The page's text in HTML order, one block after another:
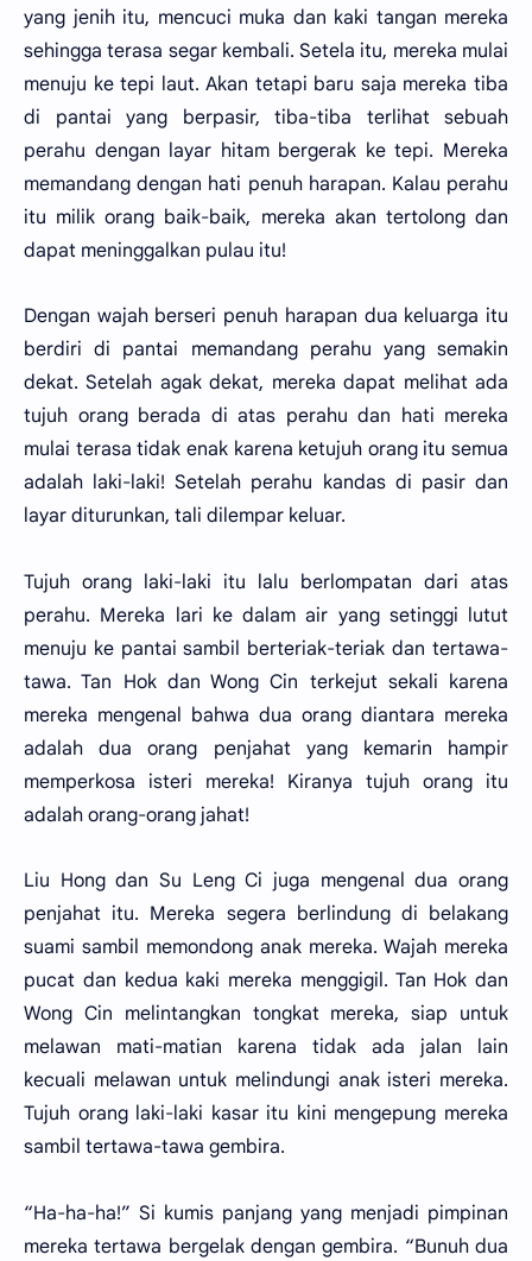
yang jenih itu, mencuci muka dan kaki tangan mereka
sehingga terasa segar kembali. Setela itu, mereka mulai
menuju ke tepi laut. Akan tetapi baru saja mereka tiba
di pantai yang berpasir, tiba-tiba terlihat sebuah
perahu dengan layar hitam bergerak ke tepi. Mereka
memandang dengan hati penuh harapan. Kalau perahu
itu milik orang baik-baik, mereka akan tertolong dan
dapat meninggalkan pulau itu!
Dengan wajah berseri penuh harapan dua keluarga itu
berdiri di pantai memandang perahu yang semakin
dekat. Setelah agak dekat, mereka dapat melihat ada
tujuh orang berada di atas perahu dan hati mereka
mulai terasa tidak enak karena ketujuh orang itu semua
adalah laki-laki! Setelah perahu kandas di pasir dan
layar diturunkan, tali dilempar keluar.
Tujuh orang laki-laki itu lalu berlompatan dari atas
perahu. Mereka lari ke dalam air yang setinggi lutut
menuju ke pantai sambil berteriak-teriak dan tertawa-
tawa. Tan Hok dan Wong Cin terkejut sekali karena
mereka mengenal bahwa dua orang diantara mereka
adalah dua orang penjahat yang kemarin hampir
memperkosa isteri mereka! Kiranya tujuh orang itu
adalah orang-orang jahat!
Liu Hong dan Su Leng Ci juga mengenal dua orang
penjahat itu. Mereka segera berlindung di belakang
suami sambil memondong anak mereka. Wajah mereka
pucat dan kedua kaki mereka menggigil. Tan Hok dan
Wong Cin melintangkan tongkat mereka, siap untuk
melawan mati-matian karena tidak ada jalan lain
kecuali melawan untuk melindungi anak isteri mereka.
Tujuh orang laki-laki kasar itu kini mengepung mereka
sambil tertawa-tawa gembira.
“Ha-ha-ha!” Si kumis panjang yang menjadi pimpinan
mereka tertawa bergelak dengan gembira. “Bunuh dua